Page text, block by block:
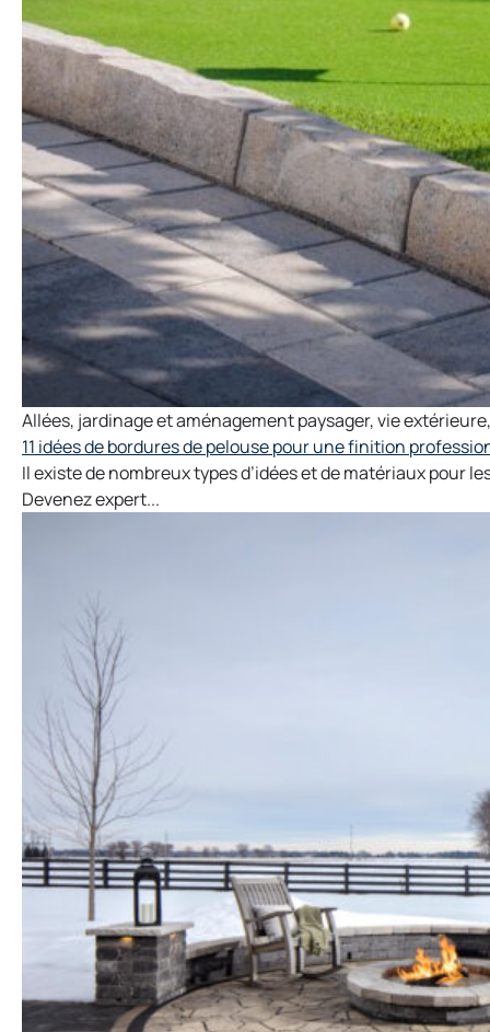
Allées, jardinage et aménagement paysager,vie extérieure
11 idées de bordures de pelouse pour une finition
Il existe de nombreux types d’idées et de matériaux pour
Devenez expert...